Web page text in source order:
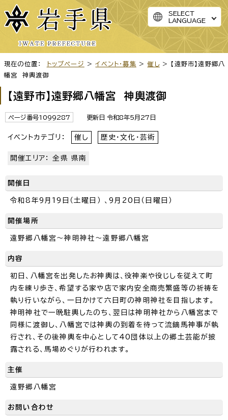
SELECT
LANGUAGE
現在の位置： トップページ >イベント・募集 >催し> 【遠野市】遠野郷八
幡宮 神輿渡御
【遠野市】遠野郷八幡宮 神輿渡御
ページ番号1099287 更新日 令和8年5月27日
イベントカテゴリ： 催し 歴史・文化・芸術
開催エリア： 全県 県南
開催日
令和8年9月19日（土曜日） 、9月20日（日曜日）
開催場所
遠野郷八幡宮～神明神社～遠野郷八幡宮
内容
初日、八幡宮を出発したお神輿は、役神楽や役じしを従えて町
内を練り歩き、希望する家や店で家内安全商売繁盛等の祈祷を
執り行いながら、一日かけて六日町の神明神社を目指します。
神明神社で一晩駐輿したのち、翌日は神明神社から八幡宮まで
同様に渡御し、八幡宮では神輿の到着を待って流鏑馬神事が執
行され、その後神輿を中心として40団体以上の郷土芸能が披
露される、馬場めぐりが行われます。
主催
遠野郷八幡宮
お問い合わせ